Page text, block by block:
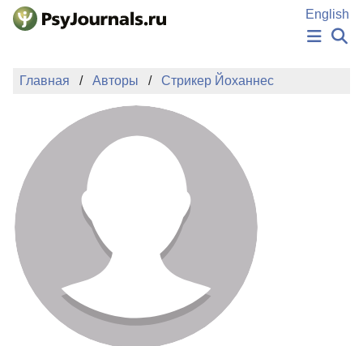
Перейти к основному содержанию
English
НОВОСТИ
АВТОРЫ
ПОДАТЬ РУКОПИСЬ
БАЗА ЗНАНИЙ
КЛЮЧЕВЫЕ СЛОВА
Регистрация
Главная Авторы Стрикер Йоханнес